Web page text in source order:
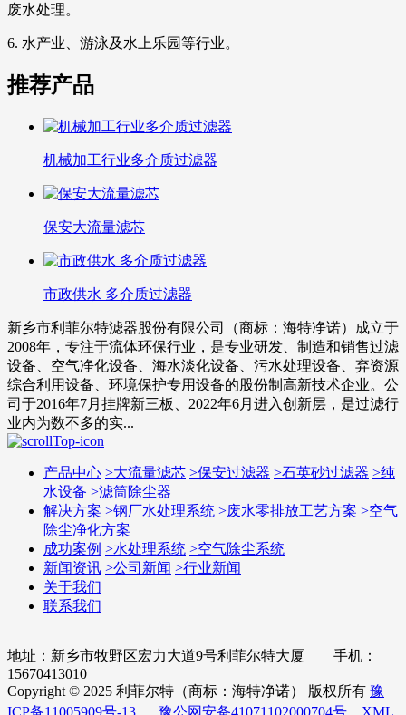
废水处理。
6. 水产业、游泳及水上乐园等行业。
推荐产品
机械加工行业多介质过滤器
保安大流量滤芯
市政供水 多介质过滤器
新乡市利菲尔特滤器股份有限公司（商标：海特净诺）成立于
2008年，专注于流体环保行业，是专业研发、制造和销售过滤
设备、空气净化设备、海水淡化设备、污水处理设备、弃资源
综合利用设备、环境保护专用设备的股份制高新技术企业。公
司于2016年7月挂牌新三板、2022年6月进入创新层，是过滤行
业内为数不多的实...
产品中心 >大流量滤芯 >保安过滤器 >石英砂过滤器 >纯
水设备 >滤筒除尘器
解决方案 >钢厂水处理系统 >废水零排放工艺方案 >空气
除尘净化方案
成功案例 >水处理系统 >空气除尘系统
新闻资讯 >公司新闻 >行业新闻
关于我们
联系我们
地址：新乡市牧野区宏力大道9号利菲尔特大厦 手机：
15670413010
Copyright © 2025 利菲尔特（商标：海特净诺） 版权所有 豫